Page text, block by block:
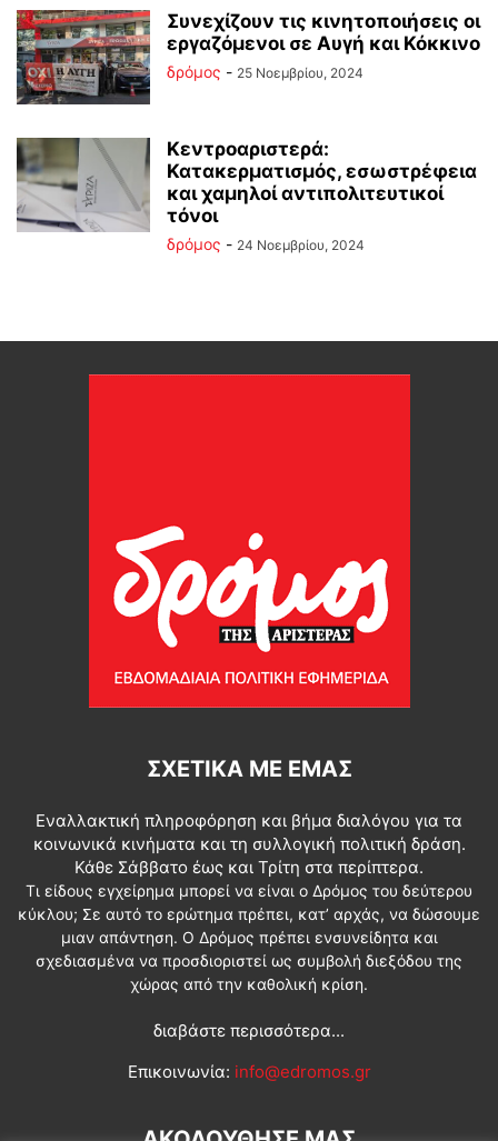
Συνεχίζουν τις κινητοποιήσεις οι
εργαζόμενοι σε Αυγή και Κόκκινο
δρόμος - 25 Νοεμβρίου, 2024
Κεντροαριστερά:
Κατακερματισμός, εσωστρέφεια
και χαμηλοί αντιπολιτευτικοί
τόνοι
δρόμος - 24 Νοεμβρίου, 2024
ΣΧΕΤΙΚΆ ΜΕ ΕΜΆΣ
Εναλλακτική πληροφόρηση και βήμα διαλόγου για τα
κοινωνικά κινήματα και τη συλλογική πολιτική δράση.
Κάθε Σάββατο έως και Τρίτη στα περίπτερα.
Τι είδους εγχείρημα μπορεί να είναι ο Δρόμος του δεύτερου
κύκλου; Σε αυτό το ερώτημα πρέπει, κατ’ αρχάς, να δώσουμε
μιαν απάντηση. Ο Δρόμος πρέπει ενσυνείδητα και
σχεδιασμένα να προσδιοριστεί ως συμβολή διεξόδου της
χώρας από την καθολική κρίση.
διαβάστε περισσότερα...
Επικοινωνία: info@edromos.gr